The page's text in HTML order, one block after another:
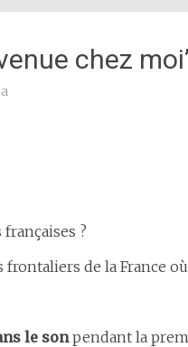
chez
?
de la France
le sonpendant la